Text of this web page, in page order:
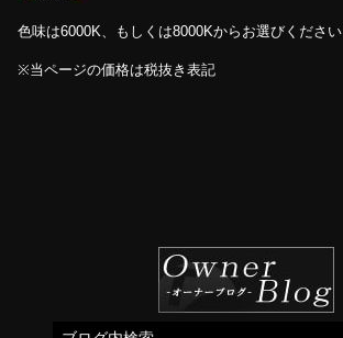
色味は6000K、もしくは8000Kからお選びください
※当ページの価格は税抜き表記